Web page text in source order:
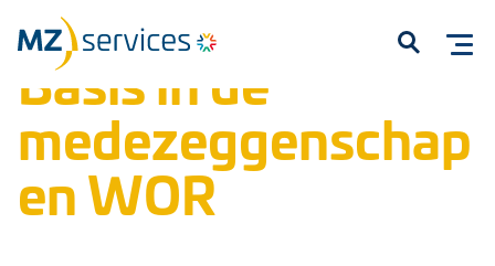
Home Trainingen Open inschrijvingen Basis in de medezeggenschap en WOR
Basis in de
medezeggenschap
en WOR